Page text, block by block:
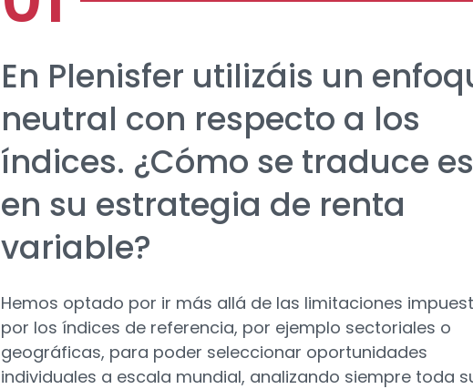
En Plenisfer utilizáis un
neutral con respecto a los
índices. ¿Cómo se traduce
en su estrategia de renta
variable?
Hemos optado por ir más allá de las limitaciones
por los índices de referencia, por ejemplo sectoriales o
geográficas, para poder seleccionar oportunidades
individuales a escala mundial, analizando siempre toda